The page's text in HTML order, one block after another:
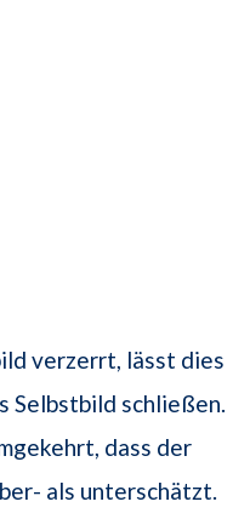
verzerrt, lässt dies
schließen.
dass der
als unterschätzt.